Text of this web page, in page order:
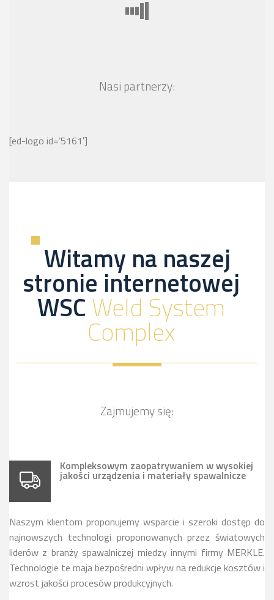
Nasi partnerzy:
[ed-logo id=’5161′]
Witamy na naszej
stronie internetowej
WSCWeld System
Complex
Zajmujemy się:
Kompleksowym zaopatrywaniem w wysokiej
jakości urządzenia i materiały spawalnicze
Naszym klientom proponujemy wsparcie i szeroki dostęp do
najnowszych technologi proponowanych przez światowych
liderów z branży spawalniczej miedzy innymi firmy MERKLE.
Technologie te maja bezpośredni wpływ na redukcje kosztów i
wzrost jakości procesów produkcyjnych.